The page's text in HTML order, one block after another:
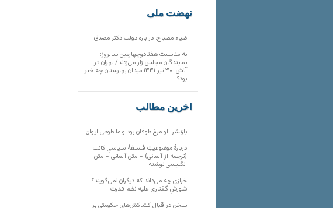
نهضت ملی
ضیاء مصباح: در باره دولت دکتر مصدق
به مناسبت هفتادوچهارمین سالروز:
نمایندگان مجلس زار می‌زدند/ تهران در
آتش؛ ۳۰ تیر ۱۳۳۱ میدان بهارستان چه خبر
بود؟
آخرین مطالب
بازنشر: او مرغ طوفان بود و ما طوطی ایوان
دربارهٔ موضوعیتِ فلسفهٔ سیاسیِ کانت
(ترجمه از آلمانی) + متن آلمانی + متن
انگلیسی نوشته
خرازی چه می‌داند که دیگران نمی‌گویند؟؛
شورشِ گفتاری علیه نظم قدرت
سخن در قبال کشاکش‌های حکومتی بر